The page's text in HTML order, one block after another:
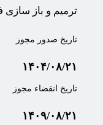
ترمیم و باز
تاریخ صدور مجوز
۱۴۰۴/۰۸/۲۱
تاریخ انقضاء مجوز
۱۴۰۹/۰۸/۲۱